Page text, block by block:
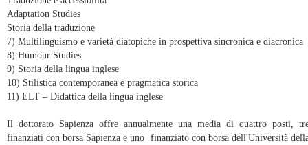
Adaptation Studies
Storia della traduzione
7) Multilinguismo e varietà diatopiche in prospettiva sincronica e diacronica
8) Humour Studies
9) Storia della lingua inglese
10) Stilistica contemporanea e pragmatica storica
11) ELT – Didattica della lingua inglese
Il dottorato Sapienza offre annualmente una media di quattro posti,
finanziati con borsa Sapienza e uno finanziato con borsa dell'Università